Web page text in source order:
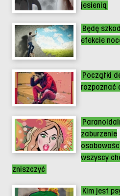
jesienią
Będę
efekcie
Początki
rozpoznać
zaburzenie
wszyscy
zniszczyć
Kim jest